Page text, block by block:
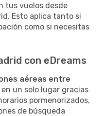
tus vuelos desde
Esto aplica tanto si
como si necesitas
con eDreams
aéreas entre
un solo lugar gracias
pormenorizados,
de búsqueda